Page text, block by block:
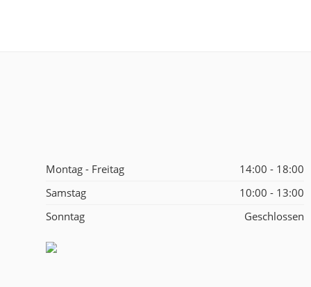
Montag - Freitag
14:00 - 18:00
Samstag
10:00 - 13:00
Sonntag
Geschlossen